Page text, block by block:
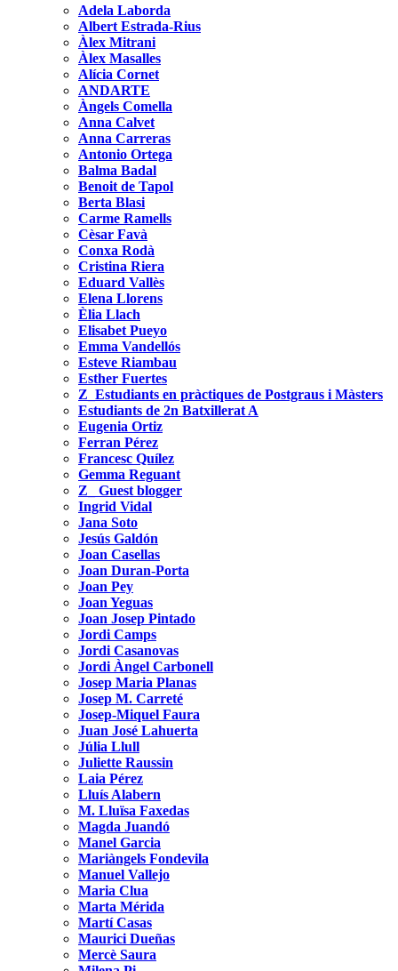
Adela Laborda
Albert Estrada-Rius
Àlex Mitrani
Àlex Masalles
Alícia Cornet
ANDARTE
Àngels Comella
Anna Calvet
Anna Carreras
Antonio Ortega
Balma Badal
Benoit de Tapol
Berta Blasi
Carme Ramells
Cèsar Favà
Conxa Rodà
Cristina Riera
Eduard Vallès
Elena Llorens
Èlia Llach
Elisabet Pueyo
Emma Vandellós
Esteve Riambau
Esther Fuertes
Z_Estudiants en pràctiques de Postgraus i Màsters
Estudiants de 2n Batxillerat A
Eugenia Ortiz
Ferran Pérez
Francesc Quílez
Gemma Reguant
Z_ Guest blogger
Ingrid Vidal
Jana Soto
Jesús Galdón
Joan Casellas
Joan Duran-Porta
Joan Pey
Joan Yeguas
Joan Josep Pintado
Jordi Camps
Jordi Casanovas
Jordi Àngel Carbonell
Josep Maria Planas
Josep M. Carreté
Josep-Miquel Faura
Juan José Lahuerta
Júlia Llull
Juliette Raussin
Laia Pérez
Lluís Alabern
M. Lluïsa Faxedas
Magda Juandó
Manel Garcia
Mariàngels Fondevila
Manuel Vallejo
Maria Clua
Marta Mérida
Martí Casas
Maurici Dueñas
Mercè Saura